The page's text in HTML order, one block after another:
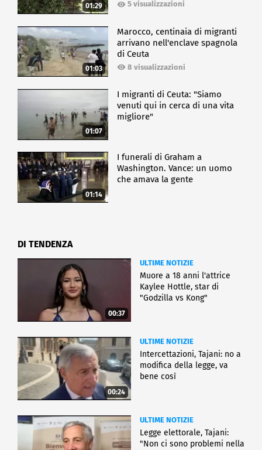
01:29 5 visualizzazioni
01:03
Marocco, centinaia di migranti
arrivano nell'enclave spagnola
di Ceuta
8 visualizzazioni
01:07
I migranti di Ceuta: "Siamo
venuti qui in cerca di una vita
migliore"
01:14
I funerali di Graham a
Washington. Vance: un uomo
che amava la gente
DI TENDENZA
00:37
ULTIME NOTIZIE
Muore a 18 anni l'attrice
Kaylee Hottle, star di
"Godzilla vs Kong"
00:24
ULTIME NOTIZIE
Intercettazioni, Tajani: no a
modifica della legge, va
bene così
ULTIME NOTIZIE
Legge elettorale, Tajani:
"Non ci sono problemi nella